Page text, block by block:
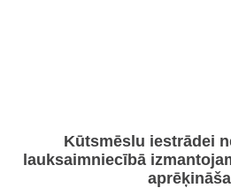
Kūtsmēslu iestrādei
lauksaimniecībā